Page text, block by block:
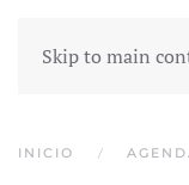
Skip to main
INICIO